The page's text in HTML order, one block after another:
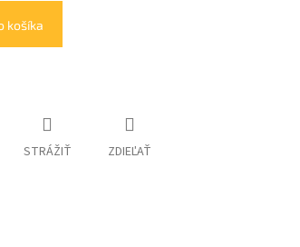
košíka
STRÁŽIŤ ZDIEĽAŤ